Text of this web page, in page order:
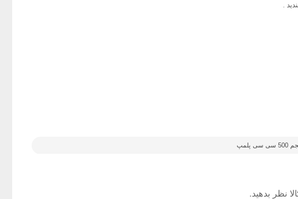
.
سی پلمپ
نظر بدهید.